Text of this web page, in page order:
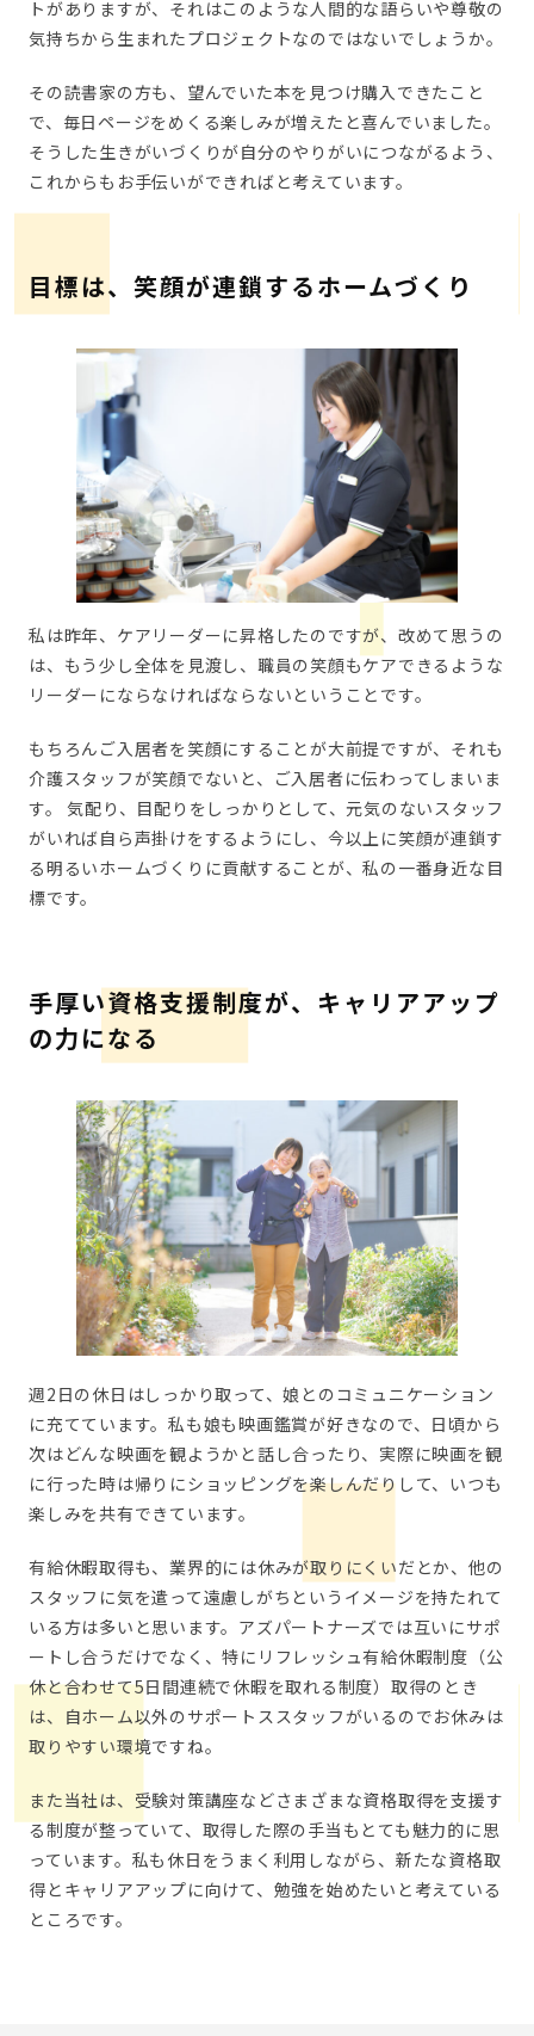
トがありますが、それはこのような人間的な語らいや尊敬の
気持ちから生まれたプロジェクトなのではないでしょうか。
その読書家の方も、望んでいた本を見つけ購入できたこと
で、毎日ページをめくる楽しみが増えたと喜んでいました。
そうした生きがいづくりが自分のやりがいにつながるよう、
これからもお手伝いができればと考えています。
目標は、笑顔が連鎖するホームづくり
私は昨年、ケアリーダーに昇格したのですが、改めて思うの
は、もう少し全体を見渡し、職員の笑顔もケアできるような
リーダーにならなければならないということです。
もちろんご入居者を笑顔にすることが大前提ですが、それも
介護スタッフが笑顔でないと、ご入居者に伝わってしまいま
す。 気配り、目配りをしっかりとして、元気のないスタッフ
がいれば自ら声掛けをするようにし、今以上に笑顔が連鎖す
る明るいホームづくりに貢献することが、私の一番身近な目
標です。
手厚い資格支援制度が、キャリアアップ
の力になる
週2日の休日はしっかり取って、娘とのコミュニケーション
に充てています。私も娘も映画鑑賞が好きなので、日頃から
次はどんな映画を観ようかと話し合ったり、実際に映画を観
に行った時は帰りにショッピングを楽しんだりして、いつも
楽しみを共有できています。
有給休暇取得も、業界的には休みが取りにくいだとか、他の
スタッフに気を遣って遠慮しがちというイメージを持たれて
いる方は多いと思います。アズパートナーズでは互いにサポ
ートし合うだけでなく、特にリフレッシュ有給休暇制度（公
休と合わせて5日間連続で休暇を取れる制度）取得のとき
は、自ホーム以外のサポートススタッフがいるのでお休みは
取りやすい環境ですね。
また当社は、受験対策講座などさまざまな資格取得を支援す
る制度が整っていて、取得した際の手当もとても魅力的に思
っています。私も休日をうまく利用しながら、新たな資格取
得とキャリアアップに向けて、勉強を始めたいと考えている
ところです。